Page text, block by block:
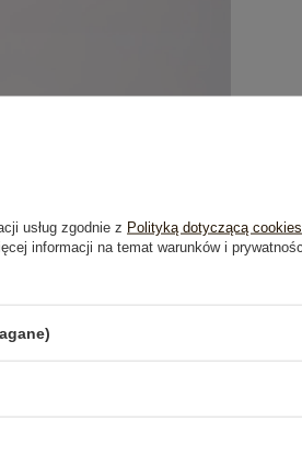
o produkcie(0)
usług zgodnie z Polityką dotyczącą cookies
informacji na temat warunków i